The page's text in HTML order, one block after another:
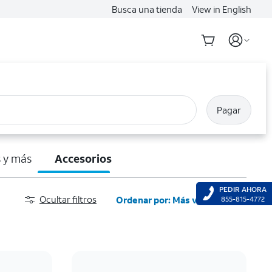
Busca una tienda View in English
Pagar
más Accesorios
Ocultar filtros
Ordenar por: Más vendidos
PEDIR AHORA
855-815-4772